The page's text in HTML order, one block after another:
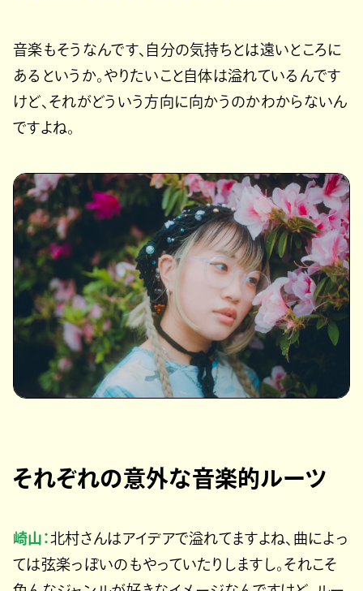
音楽もそうなんです、自分の気持ちとは遠いところに
あるというか。やりたいこと自体は溢れているんです
けど、それがどういう方向に向かうのかわからないん
ですよね。
それぞれの意外な音楽的ルーツ
崎山： 北村さんはアイデアで溢れてますよね、曲によっ
ては弦楽っぽいのもやっていたりしますし。それこそ